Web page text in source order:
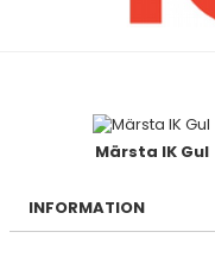
DOKUMENT
KONTAKT
Märsta IK Gul
INFORMATION